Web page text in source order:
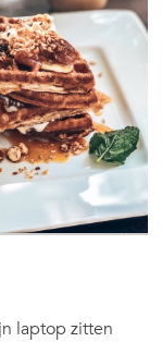
laptop zitten